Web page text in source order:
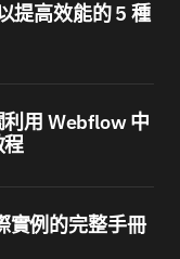
提高效能的 5 種
用 Webflow 中
程
實例的完整手冊